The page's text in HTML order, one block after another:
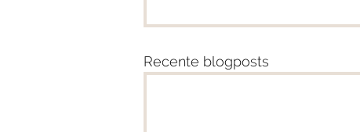
Recente blogposts